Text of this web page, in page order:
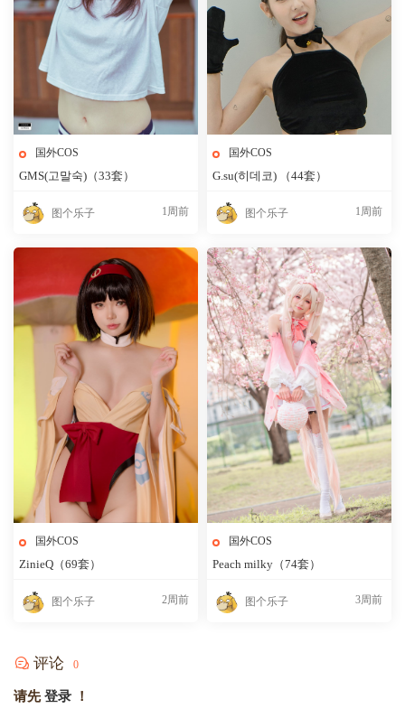
国外COS
GMS(고말숙)（33套）
图个乐子 1周前
国外COS
G.su(히데코) （44套）
图个乐子 1周前
国外COS
ZinieQ（69套）
图个乐子 2周前
国外COS
Peach milky（74套）
图个乐子 3周前
评论 0
请先登录 ！